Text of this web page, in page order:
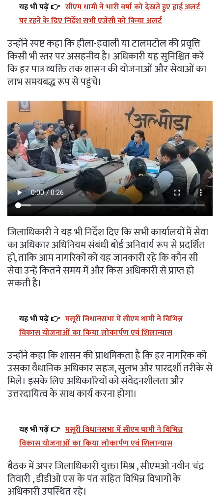
यह भी पढ़ें 👉 सीएम धामी ने भारी वर्षा को देखते हुए हाई अलर्ट
पर रहने के दिए निर्देश सभी एजेंसी को किया अलर्ट
उन्होंने स्पष्ट कहा कि हीला-हवाली या टालमटोल की प्रवृत्ति
किसी भी स्तर पर असहनीय है। अधिकारी यह सुनिश्चित करें
कि हर पात्र व्यक्ति तक शासन की योजनाओं और सेवाओं का
लाभ समयबद्ध रूप से पहुंचे।
जिलाधिकारी ने यह भी निर्देश दिए कि सभी कार्यालयों में सेवा
का अधिकार अधिनियम संबंधी बोर्ड अनिवार्य रूप से प्रदर्शित
हों, ताकि आम नागरिकों को यह जानकारी रहे कि कौन सी
सेवा उन्हें कितने समय में और किस अधिकारी से प्राप्त हो
सकती है।
यह भी पढ़ें 👉 मसूरी विधानसभा में सीएम धामी ने विभिन्न
विकास योजनाओं का किया लोकार्पण एवं शिलान्यास
उन्होंने कहा कि शासन की प्राथमिकता है कि हर नागरिक को
उसका वैधानिक अधिकार सहज, सुलभ और पारदर्शी तरीके से
मिले। इसके लिए अधिकारियों को संवेदनशीलता और
उत्तरदायित्व के साथ कार्य करना होगा।
यह भी पढ़ें 👉 मसूरी विधानसभा में सीएम धामी ने विभिन्न
विकास योजनाओं का किया लोकार्पण एवं शिलान्यास
बैठक में अपर जिलाधिकारी युक्ता मिश्र , सीएमओ नवीन चंद्र
तिवारी , डीडीओ एस के पंत सहित विभिन्न विभागों के
अधिकारी उपस्थित रहे।